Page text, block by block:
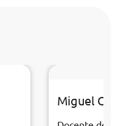
Miguel